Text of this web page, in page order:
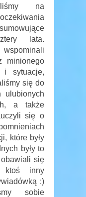
na
lata.
minionego
i sytuacje,
się do
ulubionych
a także
się o
które były
były to
się
ktoś inny
:)
sobie